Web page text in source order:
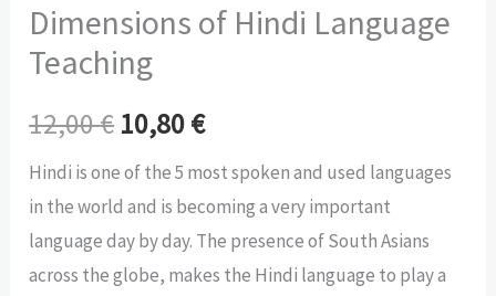
Dimensions of Hindi Language
Teaching
12,00€ 10,80€
Hindi is one of the 5 most spoken and used languages
in the world and is becoming a very important
language day by day. The presence of South Asians
across the globe, makes the Hindi language to play a